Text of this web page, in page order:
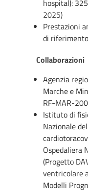
hospital):
2025)
Prestazioni
di
Collaborazioni
Agenzia
Marche e
RF-MAR-
Istituto di
Nazionale
Ospedaliera
(Progetto
ventricolare
Modelli